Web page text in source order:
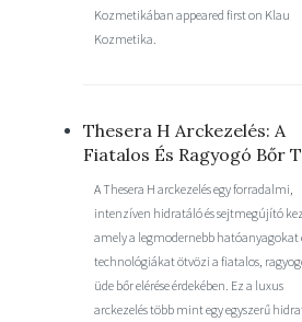
Kozmetikában appeared first on Klau
Kozmetika.
Thesera H Arckezelés: A
Fiatalos És Ragyogó Bőr
A Thesera H arckezelés egy forradalmi,
intenzíven hidratáló és sejtmegújító
amely a legmodernebb hatóanyagokat
technológiákat ötvözi a fiatalos,
üde bőr elérése érdekében. Ez a luxus
arckezelés több mint egy egyszerű